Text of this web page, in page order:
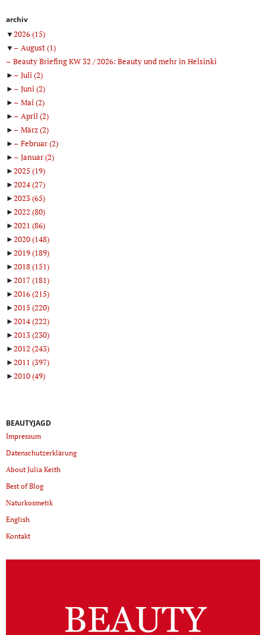
archiv
▼2026(15)
▼
August(1)
Beauty Briefing KW 32 / 2026: Beauty und mehr in Helsinki
►
Juli(2)
►
Juni(2)
►
Mai(2)
►
April(2)
►
März(2)
►
Februar(2)
►
Januar(2)
►2025 (19)
►2024(27)
►2023(65)
►2022 (80)
►2021 (86)
►2020(148)
►2019(189)
►2018(151)
►2017(181)
►2016(215)
►2015 (220)
►2014(222)
►2013(230)
►2012 (243)
►2011 (397)
►2010(49)
BEAUTYJAGD
Impressum
Datenschutzerklärung
About Julia Keith
Best of Blog
Naturkosmetik
English
Kontakt